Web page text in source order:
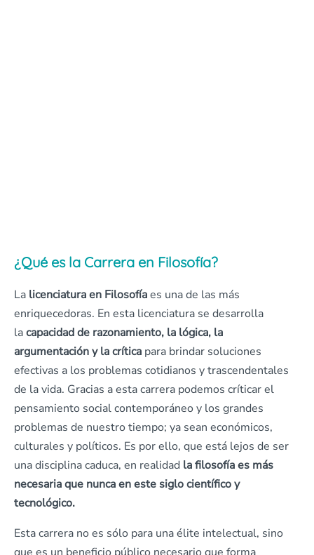
¿Qué es la Carrera en Filosofía?
La licenciatura en Filosofíaes una de las más
enriquecedoras. En esta licenciatura se desarrolla
lacapacidad de razonamiento, la lógica, la
argumentación y la crítica para brindar soluciones
efectivas a los problemas cotidianos y trascendentales
de la vida. Gracias a esta carrera podemos críticar el
pensamiento social contemporáneo y los grandes
problemas de nuestro tiempo; ya sean económicos,
culturales y políticos. Es por ello, que está lejos de ser
una disciplina caduca, en realidad la filosofía es más
necesaria que nunca en este siglo científico y
tecnológico.
Esta carrera no es sólo para una élite intelectual, sino